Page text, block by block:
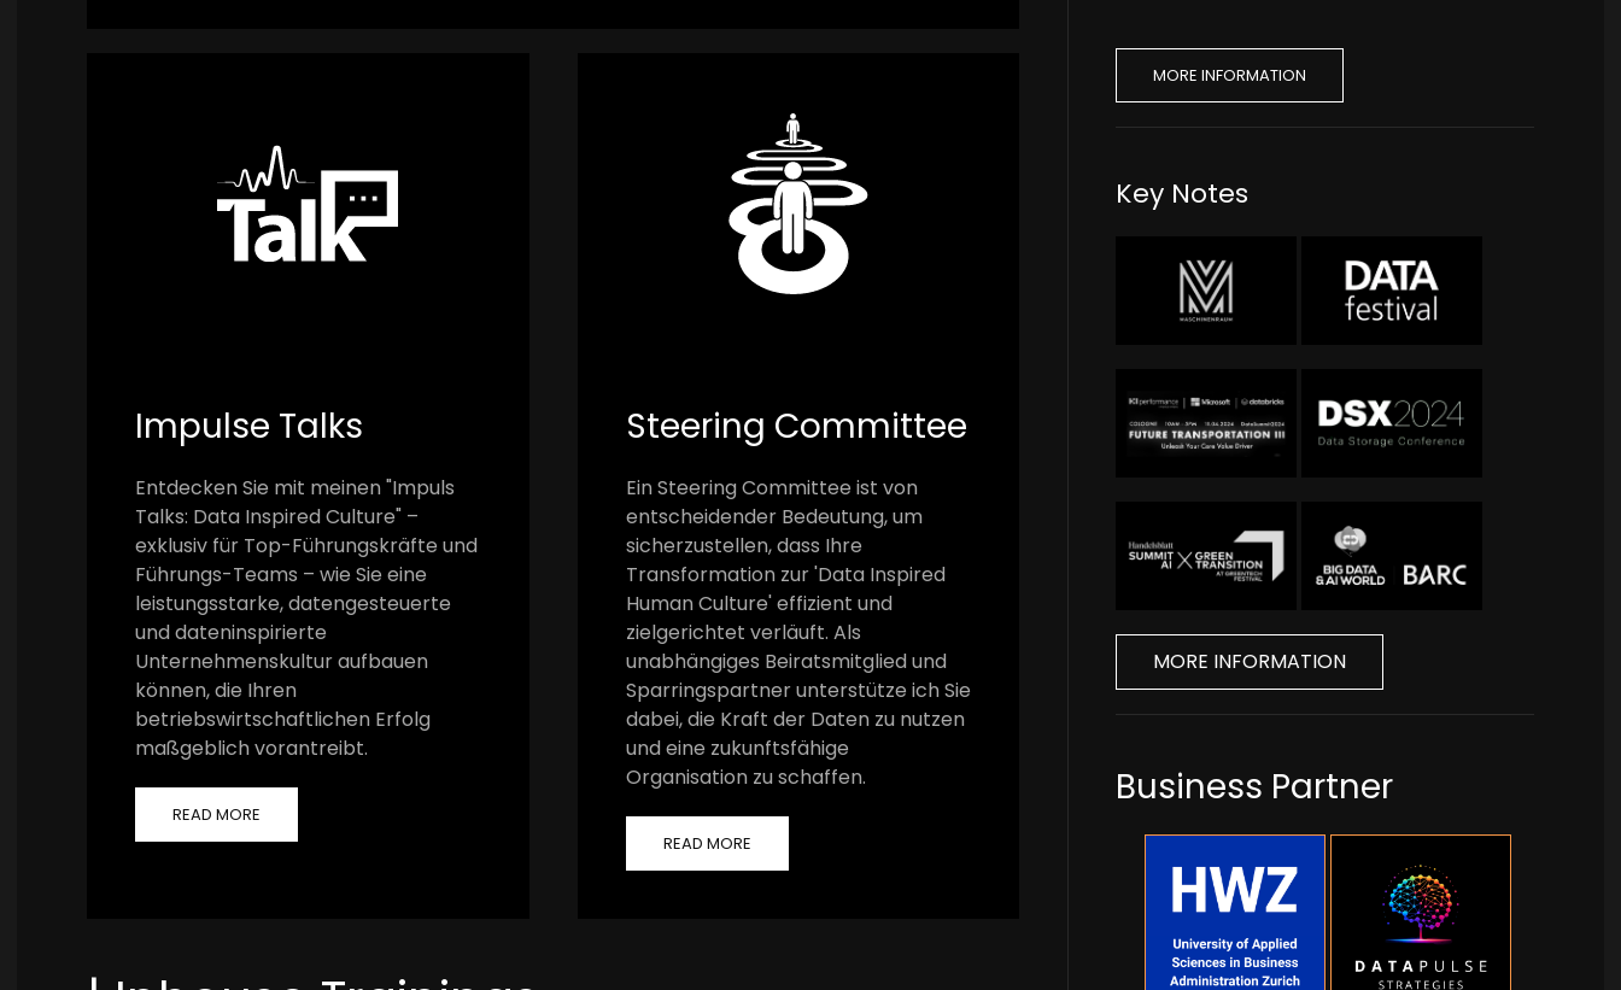
Impulse Talks
Entdecken Sie mit meinen "Impuls
Talks: Data Inspired Culture" –
exklusiv für Top-Führungskräfte und
Führungs-Teams – wie Sie eine
leistungsstarke, datengesteuerte
und dateninspirierte
Unternehmenskultur aufbauen
können, die Ihren
betriebswirtschaftlichen Erfolg
maßgeblich vorantreibt.
READ MORE
Steering Committee
Ein Steering Committee ist von
entscheidender Bedeutung, um
sicherzustellen, dass Ihre
Transformation zur 'Data Inspired
Human Culture' effizient und
zielgerichtet verläuft. Als
unabhängiges Beiratsmitglied und
Sparringspartner unterstütze ich Sie
dabei, die Kraft der Daten zu nutzen
und eine zukunftsfähige
Organisation zu schaffen.
READ MORE
MORE INFORMATION
Key Notes
MORE INFORMATION
Business Partner